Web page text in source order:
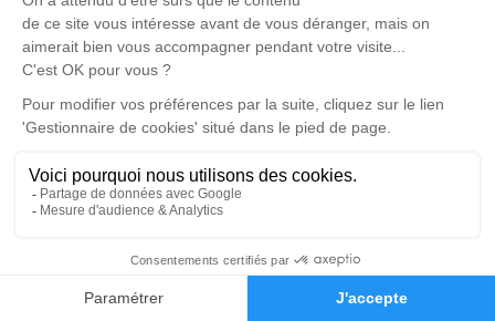
Faire-part Hommages
est un lieu d'expression dédié à honorer la
mémoire de Claude PINON.
Un service de plantation d’arbre hommage est
disponible ici .
Je rends hommage
Repos en salon funéraire